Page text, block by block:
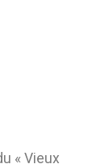
« Vieux